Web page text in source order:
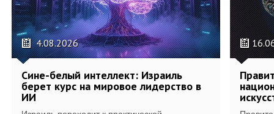
4.08.2026
Сине-белый интеллект: Израиль
берет курс на мировое лидерство в
ИИ